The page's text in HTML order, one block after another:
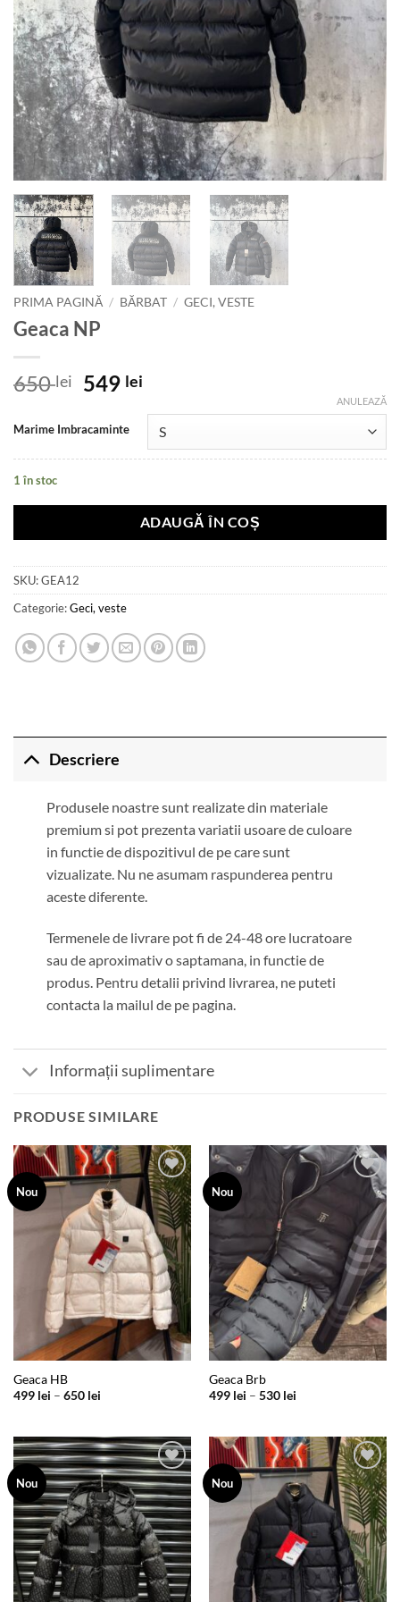
PRIMA PAGINĂ / BĂRBAT / GECI, VESTE
Geaca NP
650lei
Prețul
a
650 lei.
549 lei
este:
549 lei.
Marime Imbracaminte
ANULEAZĂ
1 în stoc
ADAUGĂ ÎN COȘ
SKU:GEA12
Categorie:Geci, veste
Descriere
Produsele noastre sunt realizate din materiale
premium si pot prezenta variatii usoare de culoare
in functie de dispozitivul de pe care sunt
vizualizate. Nu ne asumam raspunderea pentru
aceste diferente.
Termenele de livrare pot fi de 24-48 ore lucratoare
sau de aproximativ o saptamana, in functie de
produs. Pentru detalii privind livrarea, ne puteti
contacta la mailul de pe pagina.
Informații suplimentare
PRODUSE SIMILARE
Nou
Add to
wishlist
Geaca HB
499 lei – 650 leiInterval
până
la
650 lei
Nou
Add to
wishlist
Geaca Brb
499 lei – 530 leiInterval
până
la
530 lei
Nou
Add to
wishlist
Nou
Add to
wishlist